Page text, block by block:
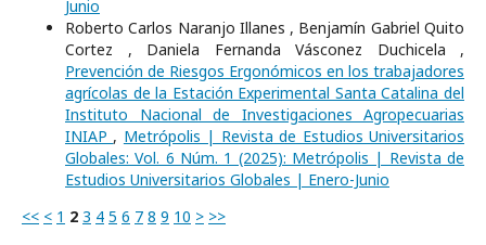
Junio
Roberto Carlos Naranjo Illanes , Benjamín Gabriel Quito
Cortez , Daniela Fernanda Vásconez Duchicela ,
Prevención de Riesgos Ergonómicos en los trabajadores
agrícolas de la Estación Experimental Santa Catalina del
Instituto Nacional de Investigaciones Agropecuarias
INIAP , Metrópolis | Revista de Estudios Universitarios
Globales: Vol. 6 Núm. 1 (2025): Metrópolis | Revista de
Estudios Universitarios Globales | Enero-Junio
<< < 1 2 3 4 5 6 7 8 9 10 > >>